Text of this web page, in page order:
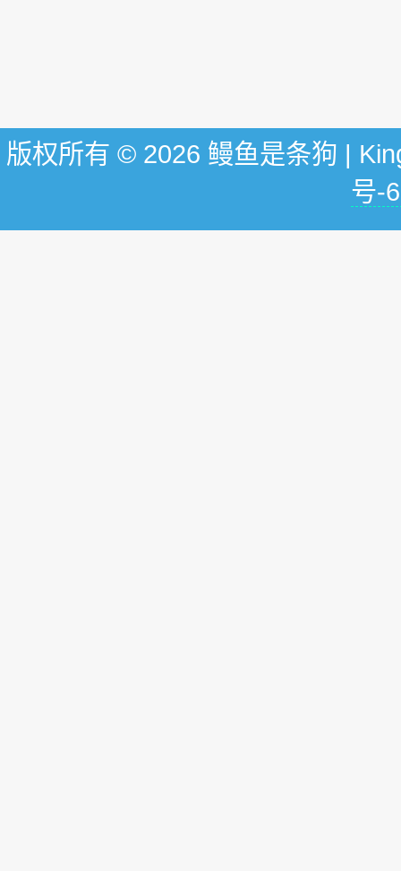
版权所有 © 2026 鳗鱼是条狗 |
号-